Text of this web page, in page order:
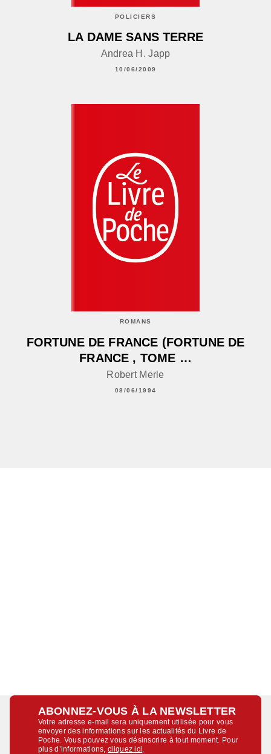
POLICIERS
LA DAME SANS TERRE
Andrea H. Japp
10/06/2009
ROMANS
FORTUNE DE FRANCE (FORTUNE DE
FRANCE , TOME …
Robert Merle
08/06/1994
ABONNEZ-VOUS À LA NEWSLETTER
Votre adresse e-mail sera uniquement utilisée pour vous
envoyer des informations sur les actualités du Livre de
Poche. Vous pouvez vous désinscrire à tout moment. Pour
plus d’informations,cliquez ici